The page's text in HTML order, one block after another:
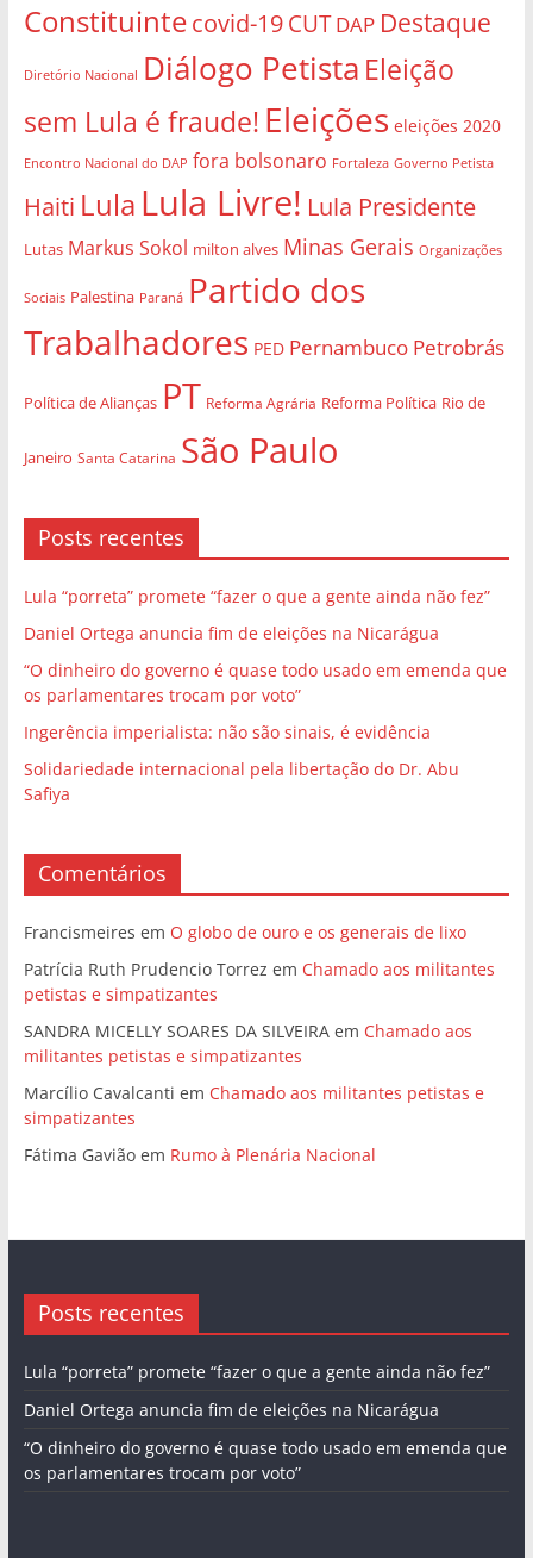
Constituintecovid-19CUT DAP Destaque
Diretório Nacional Diálogo Petista Eleição
sem Lula é fraude! Eleições eleições 2020
Encontro Nacional do DAP fora bolsonaro Fortaleza Governo Petista
Haiti Lula Lula Livre! Lula Presidente
Lutas Markus Sokol milton alves Minas Gerais Organizações
Sociais Palestina Paraná Partido dos
Trabalhadores PED Pernambuco Petrobrás
Política de Alianças PT Reforma Agrária Reforma Política Rio de
Janeiro Santa Catarina São Paulo
Posts recentes
Lula “porreta” promete “fazer o que a gente ainda não fez”
Daniel Ortega anuncia fim de eleições na Nicarágua
“O dinheiro do governo é quase todo usado em emenda que
os parlamentares trocam por voto”
Ingerência imperialista: não são sinais, é evidência
Solidariedade internacional pela libertação do Dr. Abu
Safiya
Comentários
Francismeires em O globo de ouro e os generais de lixo
Patrícia Ruth Prudencio Torrez em Chamado aos militantes
petistas e simpatizantes
SANDRA MICELLY SOARES DA SILVEIRAem Chamado aos
militantes petistas e simpatizantes
Marcílio Cavalcanti em Chamado aos militantes petistas e
simpatizantes
Fátima Gaviãoem Rumo à Plenária Nacional
Posts recentes
Lula “porreta” promete “fazer o que a gente ainda não fez”
Daniel Ortega anuncia fim de eleições na Nicarágua
“O dinheiro do governo é quase todo usado em emenda que
os parlamentares trocam por voto”